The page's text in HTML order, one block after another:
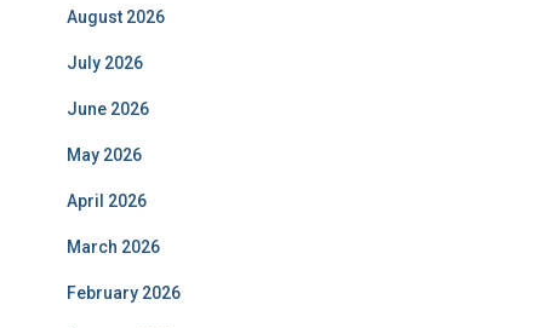
August 2026
July 2026
June 2026
May 2026
April 2026
March 2026
February 2026